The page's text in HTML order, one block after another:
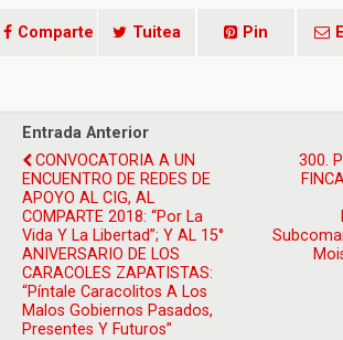
Comparte Tuitea Pin
Entrada Anterior
CONVOCATORIA A UN
ENCUENTRO DE REDES DE
APOYO AL CIG, AL
COMPARTE 2018: “Por La
Vida Y La Libertad”; Y AL 15°
ANIVERSARIO DE LOS
CARACOLES ZAPATISTAS:
“Píntale Caracolitos A Los
Malos Gobiernos Pasados,
Presentes Y Futuros”
300.